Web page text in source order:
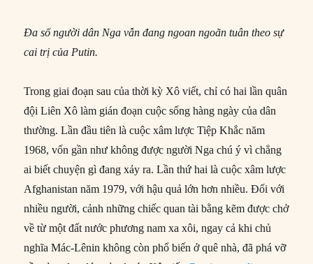
Đa số người dân Nga vẫn đang ngoan ngoãn tuân theo sự
cai trị của Putin.
Trong giai đoạn sau của thời kỳ Xô viết, chỉ có hai lần quân
đội Liên Xô làm gián đoạn cuộc sống hàng ngày của dân
thường. Lần đầu tiên là cuộc xâm lược Tiệp Khắc năm
1968, vốn gần như không được người Nga chú ý vì chẳng
ai biết chuyện gì đang xảy ra. Lần thứ hai là cuộc xâm lược
Afghanistan năm 1979, với hậu quả lớn hơn nhiều. Đối với
nhiều người, cảnh những chiếc quan tài bằng kẽm được chở
về từ một đất nước phương nam xa xôi, ngay cả khi chủ
nghĩa Mác-Lênin không còn phổ biến ở quê nhà, đã phá vỡ